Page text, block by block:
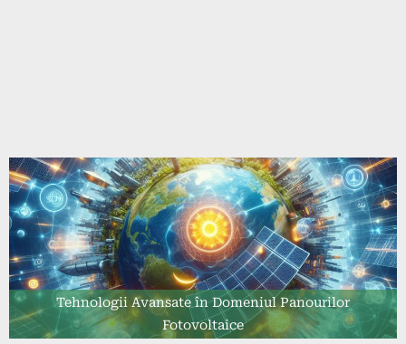
Tehnologii Avansate în Domeniul Panourilor
Fotovoltaice